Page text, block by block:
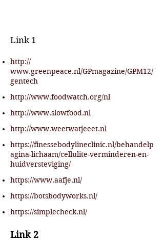
Link 1
http://
www.greenpeace.nl/GPmagazine/GPM12/
gentech
http://www.foodwatch.org/nl
http://www.slowfood.nl
http://www.weetwatjeeet.nl
https://finessebodylineclinic.nl/behandelp
agina-lichaam/cellulite-verminderen-en-
huidversteviging/
https://www.aafje.nl/
https://botsbodyworks.nl/
https://simplecheck.nl/
Link 2